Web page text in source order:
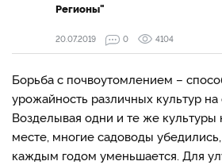
Регионы"
20.07.2019
0 4104
Борьба с почвоутомлением –
урожайность различных культур на
Возделывая одни и те же
месте, многие садоводы
каждым годом уменьшается. Для